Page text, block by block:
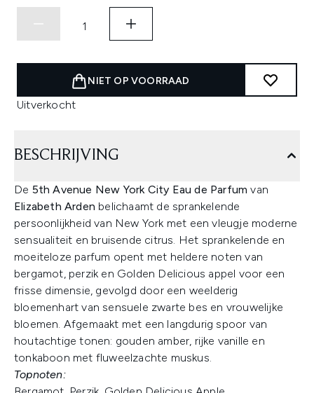
NIET OP VOORRAAD
Uitverkocht
BESCHRIJVING
De 5th Avenue New York City Eau de Parfum van
Elizabeth Arden belichaamt de sprankelende
persoonlijkheid van New York met een vleugje moderne
sensualiteit en bruisende citrus. Het sprankelende en
moeiteloze parfum opent met heldere noten van
bergamot, perzik en Golden Delicious appel voor een
frisse dimensie, gevolgd door een weelderig
bloemenhart van sensuele zwarte bes en vrouwelijke
bloemen. Afgemaakt met een langdurig spoor van
houtachtige tonen: gouden amber, rijke vanille en
tonkaboon met fluweelzachte muskus.
Topnoten: